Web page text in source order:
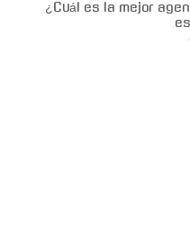
¿Cuál es la mejor